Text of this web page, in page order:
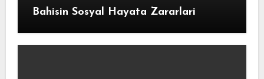
Bahisin Sosyal Hayata Zararlari